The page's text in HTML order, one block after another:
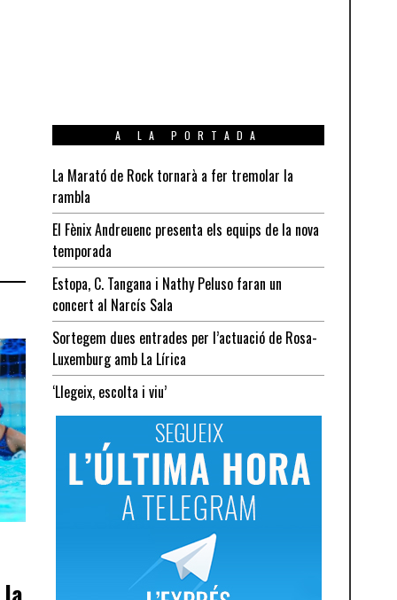
A LA PORTADA
La Marató de Rock tornarà a fer tremolar la
rambla
El Fènix Andreuenc presenta els equips de la nova
temporada
Estopa, C. Tangana i Nathy Peluso faran un
concert al Narcís Sala
Sortegem dues entrades per l’actuació de Rosa-
Luxemburg amb La Lírica
‘Llegeix, escolta i viu’